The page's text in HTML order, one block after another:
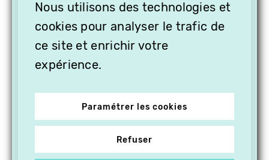
Nous utilisons des technologies et
cookies pour analyser le trafic de
ce site et enrichir votre
expérience.
Paramétrer les cookies
Refuser
OFFREZ LA VIDÉO EN
CADEAU, ABONNEZ VOS
PROCHES À VITHÈQUE !